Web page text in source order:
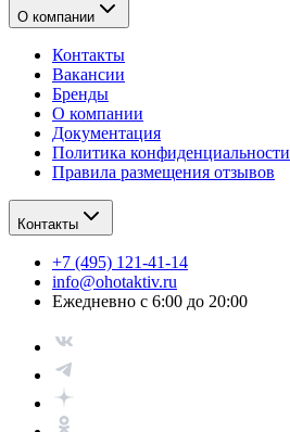
О компании
Контакты
Вакансии
Бренды
О компании
Документация
Политика конфиденциальности
Правила размещения отзывов
Контакты
+7 (495) 121-41-14
info@ohotaktiv.ru
Ежедневно с 6:00 до 20:00